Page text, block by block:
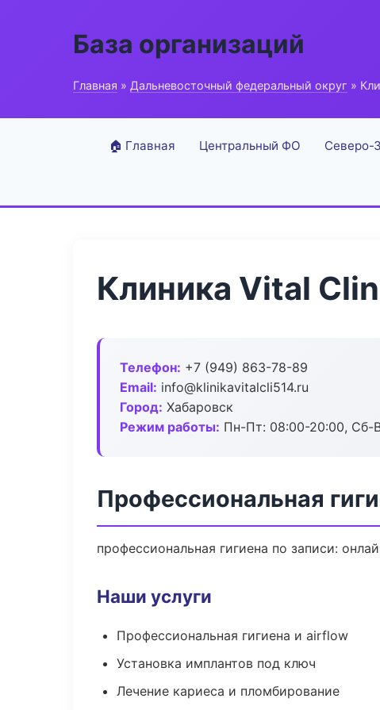
База организаций
Главная » Дальневосточный федеральный округ »
🏠 Главная Центральный ФО Северо-
Клиника Vital
Телефон: +7 (949) 863-78-89
Email: info@klinikavitalcli514.ru
Город: Хабаровск
Режим работы: Пн-Пт: 08:00-20:00, Сб-
Профессиональная
профессиональная гигиена по записи:
Наши услуги
Профессиональная гигиена и airflow
Установка имплантов под ключ
Лечение кариеса и пломбирование